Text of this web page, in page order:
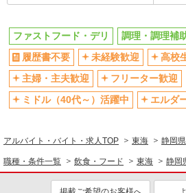
ファストフード・デリ
調理・調理補
履歴書不要
未経験歓迎 高校
主婦・主夫歓迎
フリーター歓迎
ミドル（40代～）活躍中
エルダ
アルバイト・バイト・求人TOP 東海 静岡県
職種・条件一覧 飲食・フード 東海 静岡